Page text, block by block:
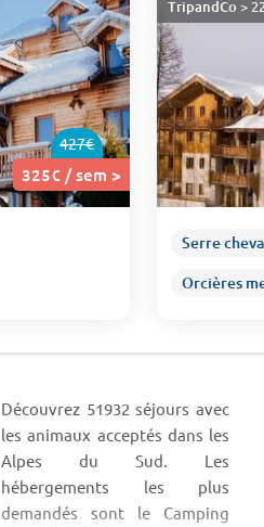
427€
325€ / sem >
TripandCo >
Serre
Orcières
Découvrez 51932 séjours avec
les animaux acceptés dans les
Alpes du Sud. Les
hébergements les plus
demandés sont le Camping